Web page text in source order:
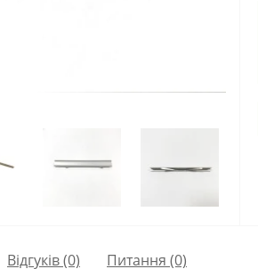
Відгуків (0) Питання (0)